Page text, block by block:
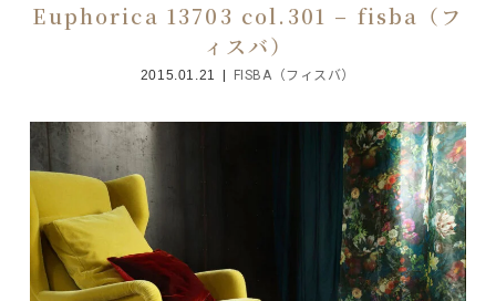
Euphorica 13703 col.301 – fisba（フ
ィスバ）
2015.01.21 FISBA（フィスバ）